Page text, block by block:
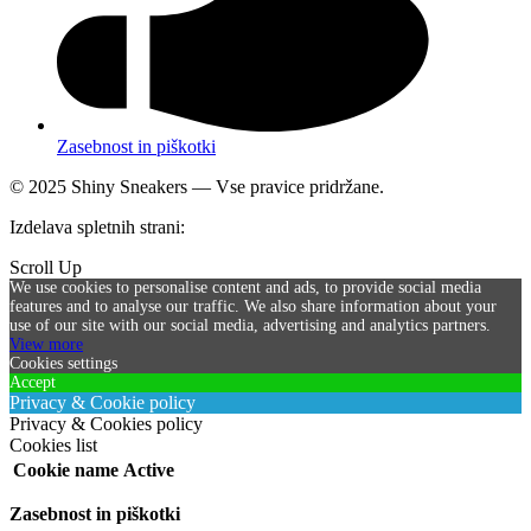
Zasebnost in piškotki
© 2025 Shiny Sneakers — Vse pravice pridržane.
Izdelava spletnih strani:
Scroll Up
We use cookies to personalise content and ads, to provide social media
features and to analyse our traffic. We also share information about your
use of our site with our social media, advertising and analytics partners.
View more
Cookies settings
Accept
Privacy & Cookie policy
Privacy & Cookies policy
Cookies list
Cookie name Active
Zasebnost in piškotki